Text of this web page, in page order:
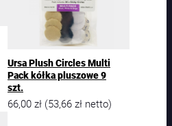
Ursa Plush Circles Multi
Pack kółka pluszowe 9
szt.
66,00 zł (53,66 zł netto)